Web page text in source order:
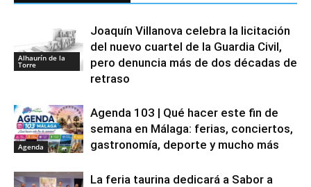
Alhaurín de la
Torre
Joaquín Villanova celebra la licitación
del nuevo cuartel de la Guardia Civil,
pero denuncia más de dos décadas de
retraso
Agenda
Agenda 103 | Qué hacer este fin de
semana en Málaga: ferias, conciertos,
gastronomía, deporte y mucho más
La feria taurina dedicará a Sabor a